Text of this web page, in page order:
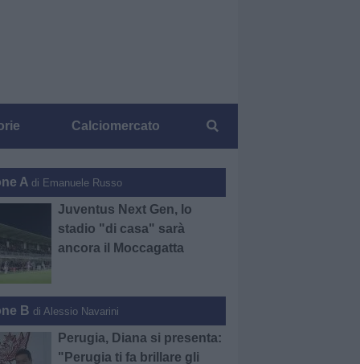
Calciomercato
A di Emanuele Russo
Juventus Next Gen, lo
stadio "di casa" sarà
ancora il Moccagatta
B di Alessio Navarini
Perugia, Diana si presenta:
"Perugia ti fa brillare gli